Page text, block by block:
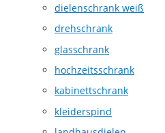
dielenschrank weiß
drehschrank
glasschrank
hochzeitsschrank
kabinettschrank
kleiderspind